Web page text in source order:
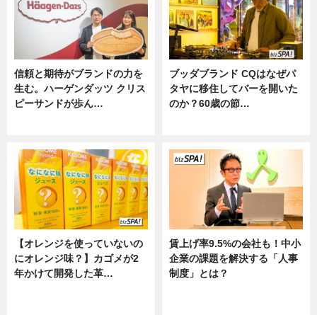
信頼と期待がブランドの力を
生む。ハーゲンダッツ クリス
ピーサンドが歩ん…
ブッダブランド CQはなぜパ
タヤに移住してバーを開いた
のか？60歳の節…
【オレンジを使っていないの
にオレンジ味？】カゴメが2
年かけて開発した革…
賃上げ率9.5%の会社も！中小
企業の課題を解決する「人事
制度」とは？